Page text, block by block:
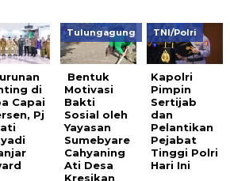
di
Capai
Pj
Tulungagung
Bentuk
Motivasi
Bakti
Sosial oleh
Yayasan
Sumebyare
Cahyaning
Ati Desa
Kresikan
TNI/Polri
Kapolri
Pimpin
Sertijab
dan
Pelantikan
Pejabat
Tinggi Polri
Hari Ini